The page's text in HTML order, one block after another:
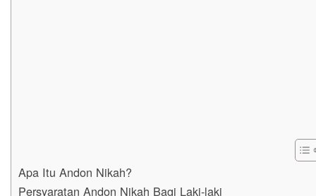
Apa Itu Andon Nikah?
Persyaratan Andon Nikah Bagi Laki-laki